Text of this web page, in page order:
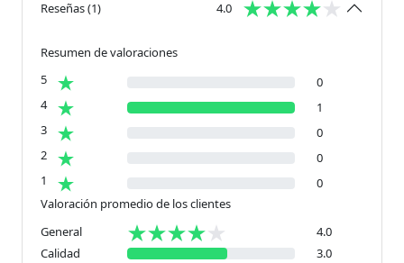
Reseñas(1) 4.0
Resumen de valoraciones
5
0
4
1
3
0
2
0
1
0
Valoración promedio de los clientes
General
4.0
Calidad
3.0